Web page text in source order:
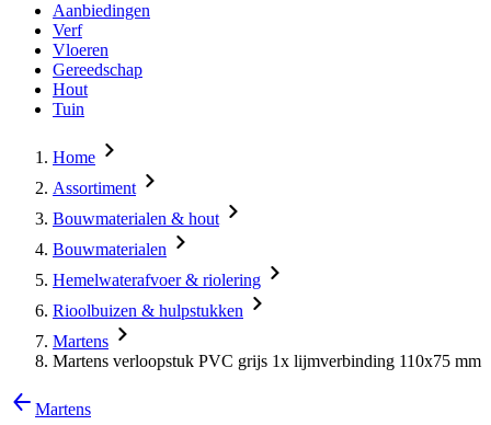
Aanbiedingen
Verf
Vloeren
Gereedschap
Hout
Tuin
Home
Assortiment
Bouwmaterialen & hout
Bouwmaterialen
Hemelwaterafvoer & riolering
Rioolbuizen & hulpstukken
Martens
Martens verloopstuk PVC grijs 1x lijmverbinding 110x75 mm
Martens